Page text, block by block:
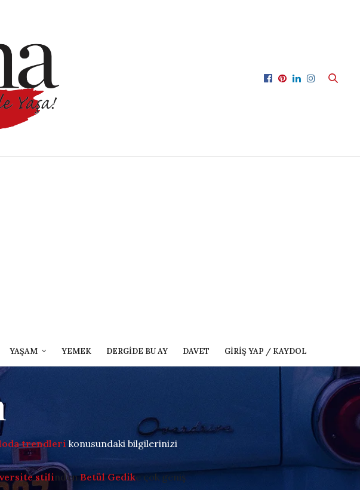
YAŞAM YEMEK DERGIDE BU AY DAVET GIRIŞ YAP / KAYDOL
trendleri konusundaki bilgilerinizi
stilindenBetül Gedike çok geniş